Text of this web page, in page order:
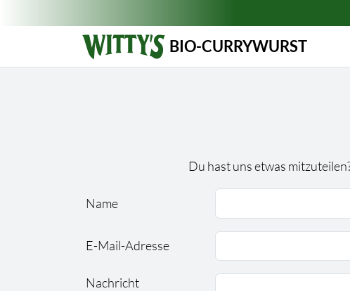
BIO-CURRYWURST
Du hast uns etwas
Name
E-Mail-Adresse
Nachricht